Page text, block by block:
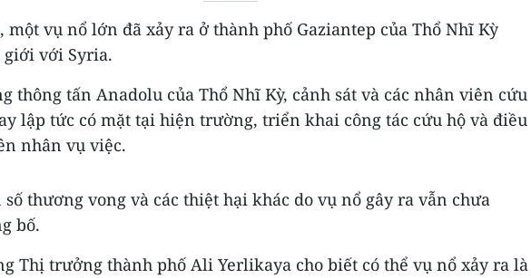
một vụ nổ lớn đã xảy ra ở thành phố Gaziantep của Thổ Nhĩ Kỳ
giới với Syria.
thông tấn Anadolu của Thổ Nhĩ Kỳ, cảnh sát và các nhân viên cứu
lập tức có mặt tại hiện trường, triển khai công tác cứu hộ và điều
nhân vụ việc.
thương vong và các thiệt hại khác do vụ nổ gây ra vẫn chưa
bố.
Thị trưởng thành phố Ali Yerlikaya cho biết có thể vụ nổ xảy ra là